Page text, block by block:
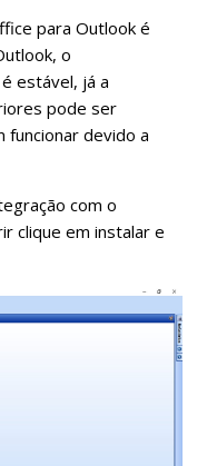
para Outlook é
o
estável, já a
pode ser
funcionar devido a
com o
clique em instalar e